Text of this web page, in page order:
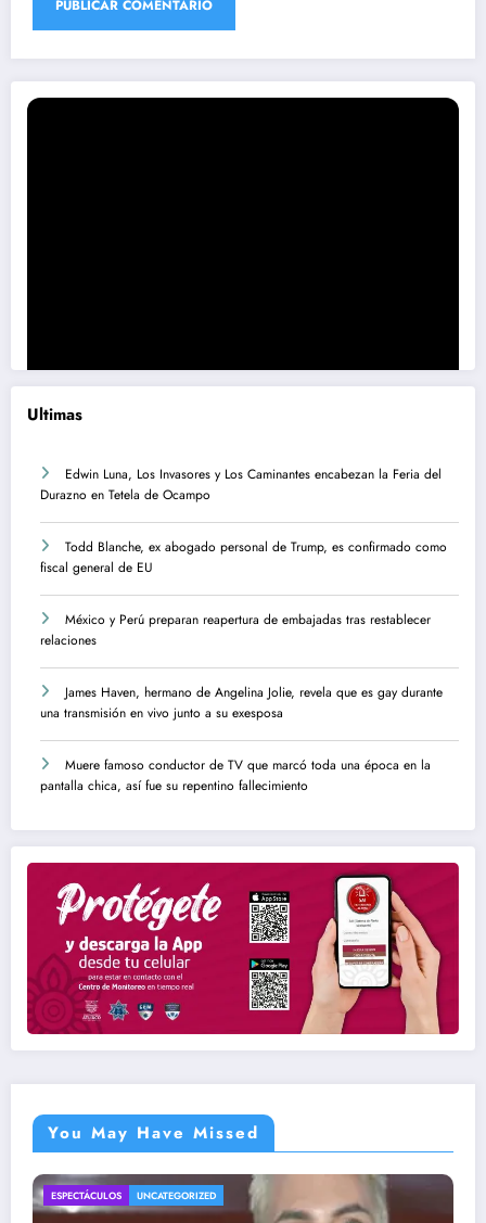
Ultimas
Edwin Luna, Los Invasores y Los Caminantes encabezan la Feria del
Durazno en Tetela de Ocampo
Todd Blanche, ex abogado personal de Trump, es confirmado como
fiscal general de EU
México y Perú preparan reapertura de embajadas tras restablecer
relaciones
James Haven, hermano de Angelina Jolie, revela que es gay durante
una transmisión en vivo junto a su exesposa
Muere famoso conductor de TV que marcó toda una época en la
pantalla chica, así fue su repentino fallecimiento
You May Have Missed
ENTRETENIMIENTO